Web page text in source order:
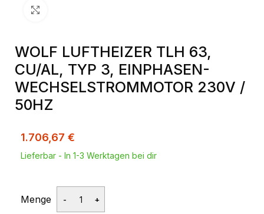
WOLF LUFTHEIZER TLH 63,
CU/AL, TYP 3, EINPHASEN-
WECHSELSTROMMOTOR 230V /
50HZ
1.706,67 €
Lieferbar - In 1-3 Werktagen bei dir
Menge